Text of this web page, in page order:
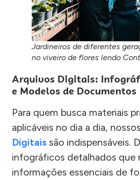
Jardineiros de diferentes
no viveiro de flores lendo
Arquivos Digitais:
e Modelos de Documentos
Para quem busca materiais
aplicáveis no dia a dia, nossos
Digitais são indispensáveis.
infográficos detalhados que
informações essenciais de